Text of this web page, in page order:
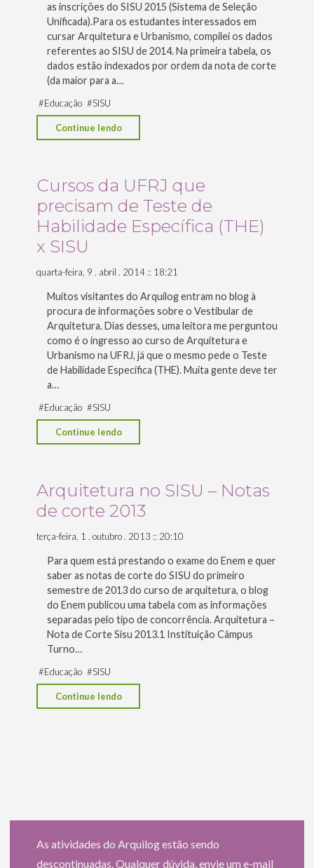
as inscrições do SISU 2015 (Sistema de Seleção
Unificada).Para os estudantes interessados em
cursar Arquitetura e Urbanismo, compilei os dados
referentes ao SISU de 2014. Na primeira tabela, os
dados estão indexados por ordem da nota de corte
(da maior para a…
#Educação #SISU
Continue lendo
no
de
corte
Cursos da UFRJ que
precisam de Teste de
Habilidade Específica (THE)
x SISU
quarta-feira, 9 . abril . 2014 :: 18:21
Muitos visitantes do Arquilog entram no blog à
procura de informações sobre o Vestibular de
Arquitetura. Dias desses, uma leitora me perguntou
como é o ingresso ao curso de Arquitetura e
Urbanismo na UFRJ, já que o mesmo pede o Teste
de Habilidade Específica (THE). Muita gente deve ter
a…
#Educação #SISU
Continue lendo
de
Teste
Habilidade
Específica
(THE)
x
SISU"
Arquitetura no SISU – Notas
de corte 2013
terça-feira, 1 . outubro . 2013 :: 20:10
Para quem está prestando o exame do Enem e quer
saber as notas de corte do SISU do primeiro
semestre de 2013 do curso de arquitetura, o blog
do Enem publicou uma tabela com as informações
separadas pelo tipo de concorrência. Arquitetura –
Nota de Corte Sisu 2013.1 Instituição Câmpus
Turno…
#Educação #SISU
Continue lendo
no
2013"
As atividades do Arquilog estão sendo
descontinuadas. Qualquer dúvida, envie um e-mail